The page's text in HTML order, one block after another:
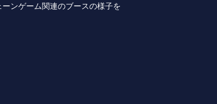
ンゲーム関連のブースの様子を